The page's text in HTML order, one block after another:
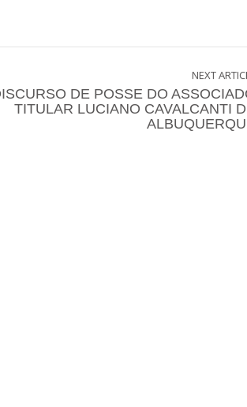
NEXT
DE POSSE DO
TITULAR LUCIANO CAVALCANTI